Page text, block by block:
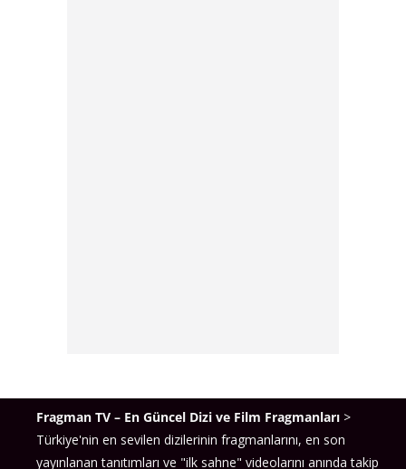
Fragman TV – En Güncel Dizi ve Film Fragmanları >
Türkiye'nin en sevilen dizilerinin fragmanlarını, en son
yayınlanan tanıtımları ve "ilk sahne" videolarını anında takip